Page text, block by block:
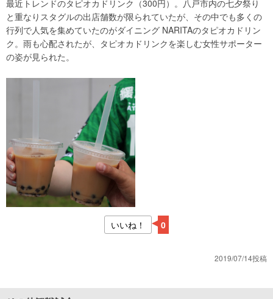
最近トレンドのタピオカドリンク（300円）。八戸市内の七夕祭り
と重なりスタグルの出店舗数が限られていたが、その中でも多くの
行列で人気を集めていたのがダイニング NARITAのタピオカドリン
ク。雨も心配されたが、タピオカドリンクを楽しむ女性サポーター
の姿が見られた。
いいね！ 0
2019/07/14投稿